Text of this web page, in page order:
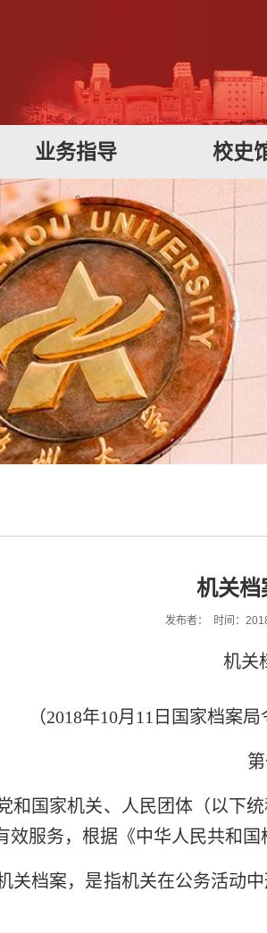
业务指导 校史
机关档
发布者： 时间：
机关
（2018年10月11日国家档案
和国家机关、人民团体（以下
效服务，根据《中华人民共和
关档案，是指机关在公务活动